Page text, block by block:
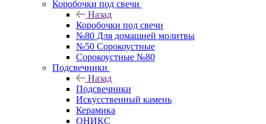
Коробочки под свечи
Назад
Коробочки под свечи
№80 Для домашней молитвы
№50 Сорокоустные
Сорокоустные №80
Подсвечники
Назад
Подсвечники
Искусственный камень
Керамика
ОНИКС